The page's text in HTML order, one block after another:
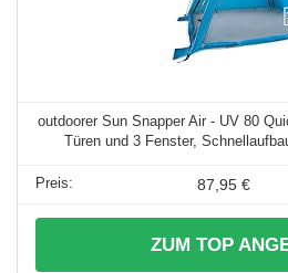
outdoorer Sun Snapper Air - UV 80
Türen und 3 Fenster,
87,95 €
ZUM TOP